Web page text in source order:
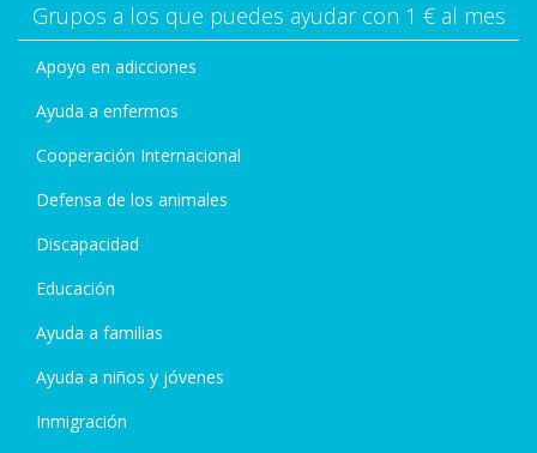
Grupos a los que puedes ayudar con 1 € al mes
Apoyo en adicciones
Ayuda a enfermos
Cooperación Internacional
Defensa de los animales
Discapacidad
Educación
Ayuda a familias
Ayuda a niños y jóvenes
Inmigración